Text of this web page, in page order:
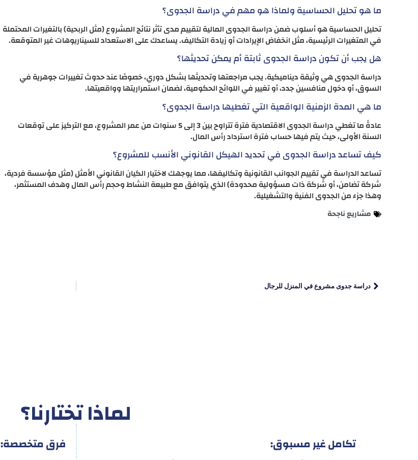
ما هو تحليل الحساسية ولماذا هو مهم في دراسة الجدوى؟
تحليل الحساسية هو أسلوب ضمن دراسة الجدوى المالية لتقييم مدى تأثر نتائج المشروع (مثل الربحية) بالتغيرات المحتملة
في المتغيرات الرئيسية، مثل انخفاض الإيرادات أو زيادة التكاليف. يساعدك على الاستعداد للسيناريوهات غير المتوقعة.
هل يجب أن تكون دراسة الجدوى ثابتة أم يمكن تحديثها؟
دراسة الجدوى هي وثيقة ديناميكية. يجب مراجعتها وتحديثها بشكل دوري، خصوصًا عند حدوث تغييرات جوهرية في
السوق، أو دخول منافسين جدد، أو تغيير في اللوائح الحكومية، لضمان استمراريتها وواقعيتها.
ما هي المدة الزمنية الواقعية التي تغطيها دراسة الجدوى؟
عادةً ما تغطي دراسة الجدوى الاقتصادية فترة تتراوح بين 3 إلى 5 سنوات من عمر المشروع، مع التركيز على توقعات
السنة الأولى، حيث يتم فيها حساب فترة استرداد رأس المال.
كيف تساعد دراسة الجدوى في تحديد الهيكل القانوني الأنسب للمشروع؟
تساعد الدراسة في تقييم الجوانب القانونية وتكاليفها، مما يوجهك لاختيار الكيان القانوني الأمثل (مثل مؤسسة فردية،
شركة تضامن، أو شركة ذات مسؤولية محدودة) الذي يتوافق مع طبيعة النشاط وحجم رأس المال وهدف المستثمر،
وهذا جزء من الجدوى الفنية والتشغيلية.
مشاريع ناجحة
دراسة جدوى مشروع في المنزل للرجال
لماذا تختارنا؟
تكامل غير مسبوق: فرق متخصصة: